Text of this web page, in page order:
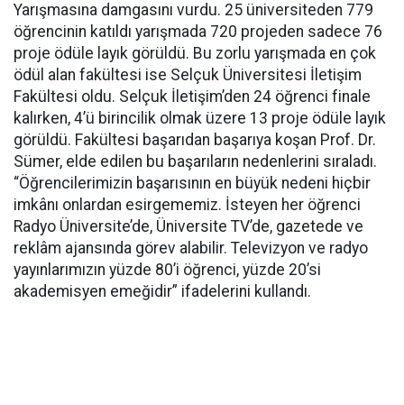
Yarışmasına damgasını vurdu. 25 üniversiteden 779
öğrencinin katıldı yarışmada 720 projeden sadece 76
proje ödüle layık görüldü. Bu zorlu yarışmada en çok
ödül alan fakültesi ise Selçuk Üniversitesi İletişim
Fakültesi oldu. Selçuk İletişim’den 24 öğrenci finale
kalırken, 4’ü birincilik olmak üzere 13 proje ödüle layık
görüldü. Fakültesi başarıdan başarıya koşan Prof. Dr.
Sümer, elde edilen bu başarıların nedenlerini sıraladı.
“Öğrencilerimizin başarısının en büyük nedeni hiçbir
imkânı onlardan esirgememiz. İsteyen her öğrenci
Radyo Üniversite’de, Üniversite TV’de, gazetede ve
reklâm ajansında görev alabilir. Televizyon ve radyo
yayınlarımızın yüzde 80’i öğrenci, yüzde 20’si
akademisyen emeğidir” ifadelerini kullandı.